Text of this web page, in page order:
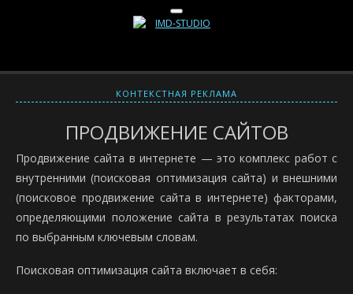
КОНТЕКСТНАЯ РЕКЛАМА
ПРОДВИЖЕНИЕ САЙТОВ
Продвижение сайта в интернете — это комплекс работ с
внутренними (поисковая оптимизация сайта) и внешними
(поисковое продвижение сайта в интернете) факторами,
определяющими положение сайта в результатах поиска
по выбранным ключевым словам.
Поисковая оптимизация сайта включает в себя: